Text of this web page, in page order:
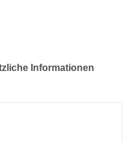
Informationen